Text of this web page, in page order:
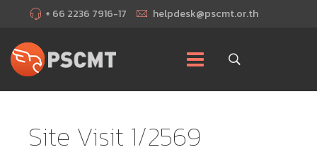
+ 66 2236 7916-17 helpdesk@pscmt.or.th
Site Visit 1/2569